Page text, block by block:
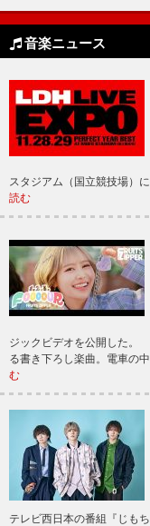
音楽ニュース
スタジアム（国立競技場
読む
ジックビデオを公開した。
る書き下ろし楽曲。電車の
む
テレビ西日本の番組『じも